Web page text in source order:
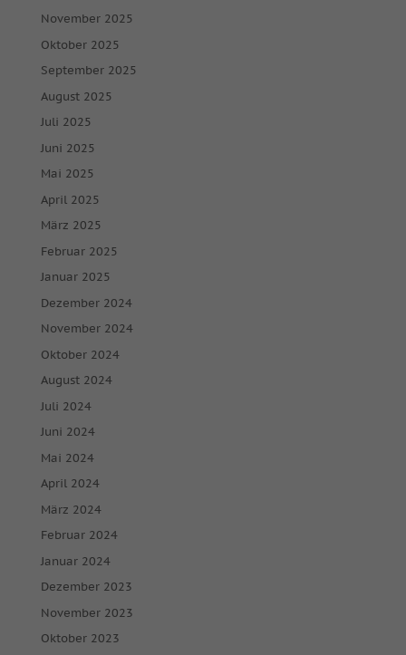
November 2025
Oktober 2025
September 2025
August 2025
Juli 2025
Juni 2025
Mai 2025
April 2025
März 2025
Februar 2025
Januar 2025
Dezember 2024
November 2024
Oktober 2024
August 2024
Juli 2024
Juni 2024
Mai 2024
April 2024
März 2024
Februar 2024
Januar 2024
Dezember 2023
November 2023
Oktober 2023